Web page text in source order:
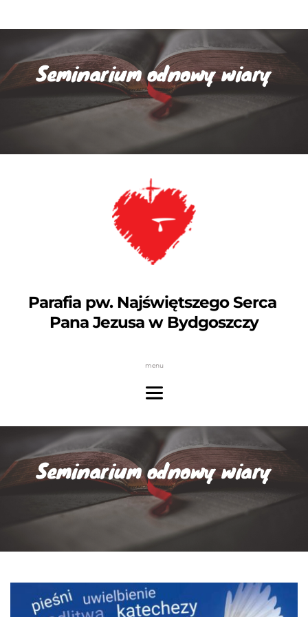
Seminarium odnowy wiary
Parafia pw. Najświętszego Serca
Pana Jezusa w Bydgoszczy
menu
Seminarium odnowy wiary